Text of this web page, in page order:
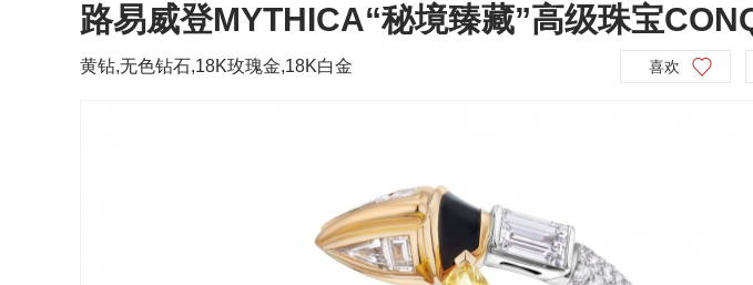
路易威登MYTHICA“秘境臻藏”高级珠宝
黄钻,无色钻石,18K玫瑰金,18K白金 喜欢